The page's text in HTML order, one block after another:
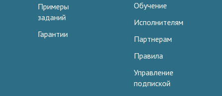
Примеры
заданий
Гарантии
Обучение
Исполнителям
Партнерам
Правила
Управление
подпиской